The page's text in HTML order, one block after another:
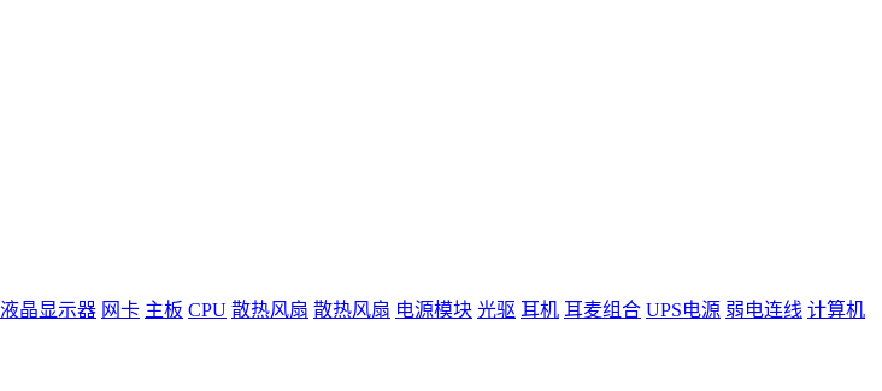
液晶显示器 网卡 主板 CPU 散热风扇 散热风扇 电源模块 光驱 耳机 耳麦组合 UPS电源 弱电连线 计算机